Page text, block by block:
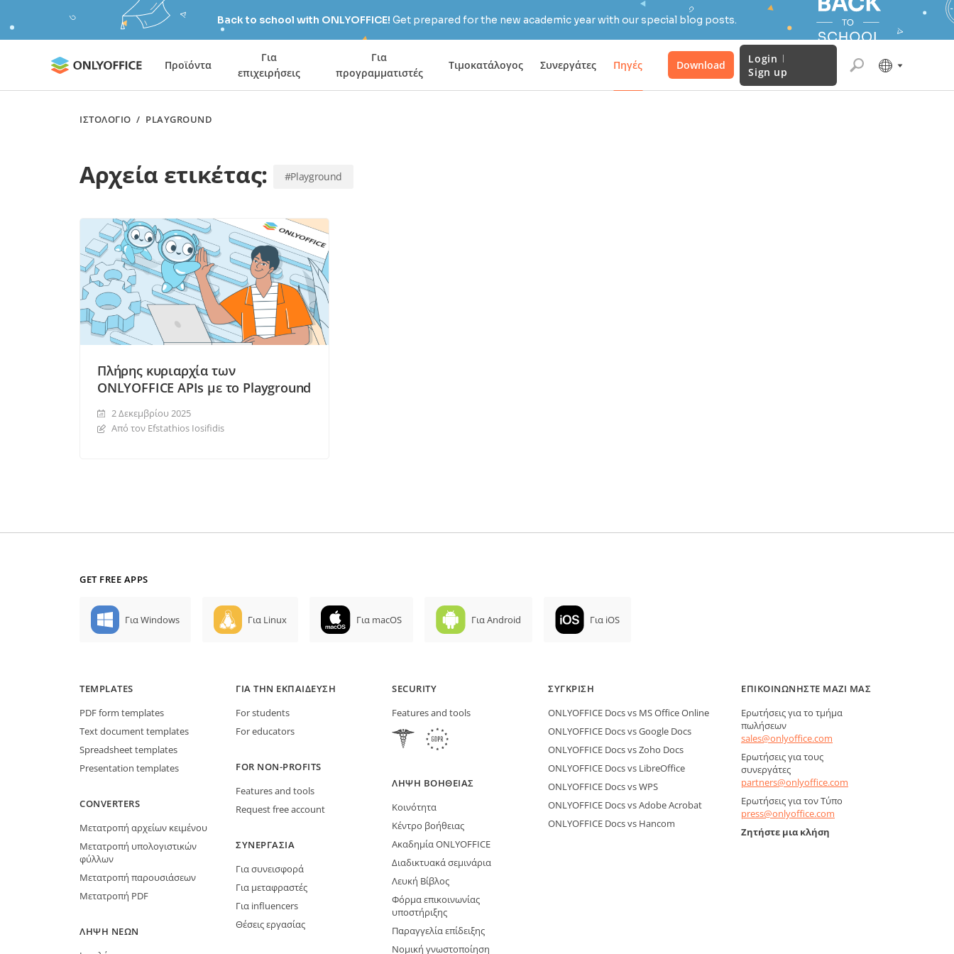
Back to school with ONLYOFFICE! Get prepared for the new academic year with our special blog posts.
Προϊόντα
Για
επιχειρήσεις
Για
προγραμματιστές
Τιμοκατάλογος Συνεργάτες Πηγές Download
Login
Sign up
ΙΣΤΟΛΌΓΙΟ / PLAYGROUND
Αρχεία ετικέτας: #Playground
Πλήρης κυριαρχία των
ONLYOFFICE APIs με το Playground
2 Δεκεμβρίου 2025
Από τον Efstathios Iosifidis
GET FREE APPS
Για Windows Για Linux Για macOS Για Android Για iOS
TEMPLATES
PDF form templates
Text document templates
Spreadsheet templates
Presentation templates
CONVERTERS
Μετατροπή αρχείων κειμένου
Μετατροπή υπολογιστικών
φύλλων
Μετατροπή παρουσιάσεων
Μετατροπή PDF
ΛΉΨΗ ΝΈΩΝ
ΓΙΑ ΤΗΝ ΕΚΠΑΊΔΕΥΣΗ
For students
For educators
FOR NON-PROFITS
Features and tools
Request free account
ΣΥΝΕΡΓΑΣΊΑ
Για συνεισφορά
Για μεταφραστές
Για influencers
Θέσεις εργασίας
SECURITY
Features and tools
ΛΉΨΗ ΒΟΉΘΕΙΑΣ
Κοινότητα
Κέντρο βοήθειας
Ακαδημία ONLYOFFICE
Διαδικτυακά σεμινάρια
Λευκή Βίβλος
Φόρμα επικοινωνίας
υποστήριξης
Παραγγελία επίδειξης
Νομική γνωστοποίηση
ΣΎΓΚΡΙΣΗ
ONLYOFFICE Docs vs MS Office Online
ONLYOFFICE Docs vs Google Docs
ONLYOFFICE Docs vs Zoho Docs
ONLYOFFICE Docs vs LibreOffice
ONLYOFFICE Docs vs WPS
ONLYOFFICE Docs vs Adobe Acrobat
ONLYOFFICE Docs vs Hancom
ΕΠΙΚΟΙΝΩΝΉΣΤΕ ΜΑΖΊ ΜΑΣ
Ερωτήσεις για το τμήμα
πωλήσεων
sales@onlyoffice.com
Ερωτήσεις για τους
συνεργάτες
partners@onlyoffice.com
Ερωτήσεις για τον Τύπο
press@onlyoffice.com
Ζητήστε μια κλήση